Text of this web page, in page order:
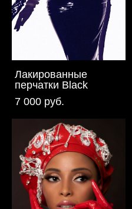
Лакированные
перчатки Black
7 000 pуб.